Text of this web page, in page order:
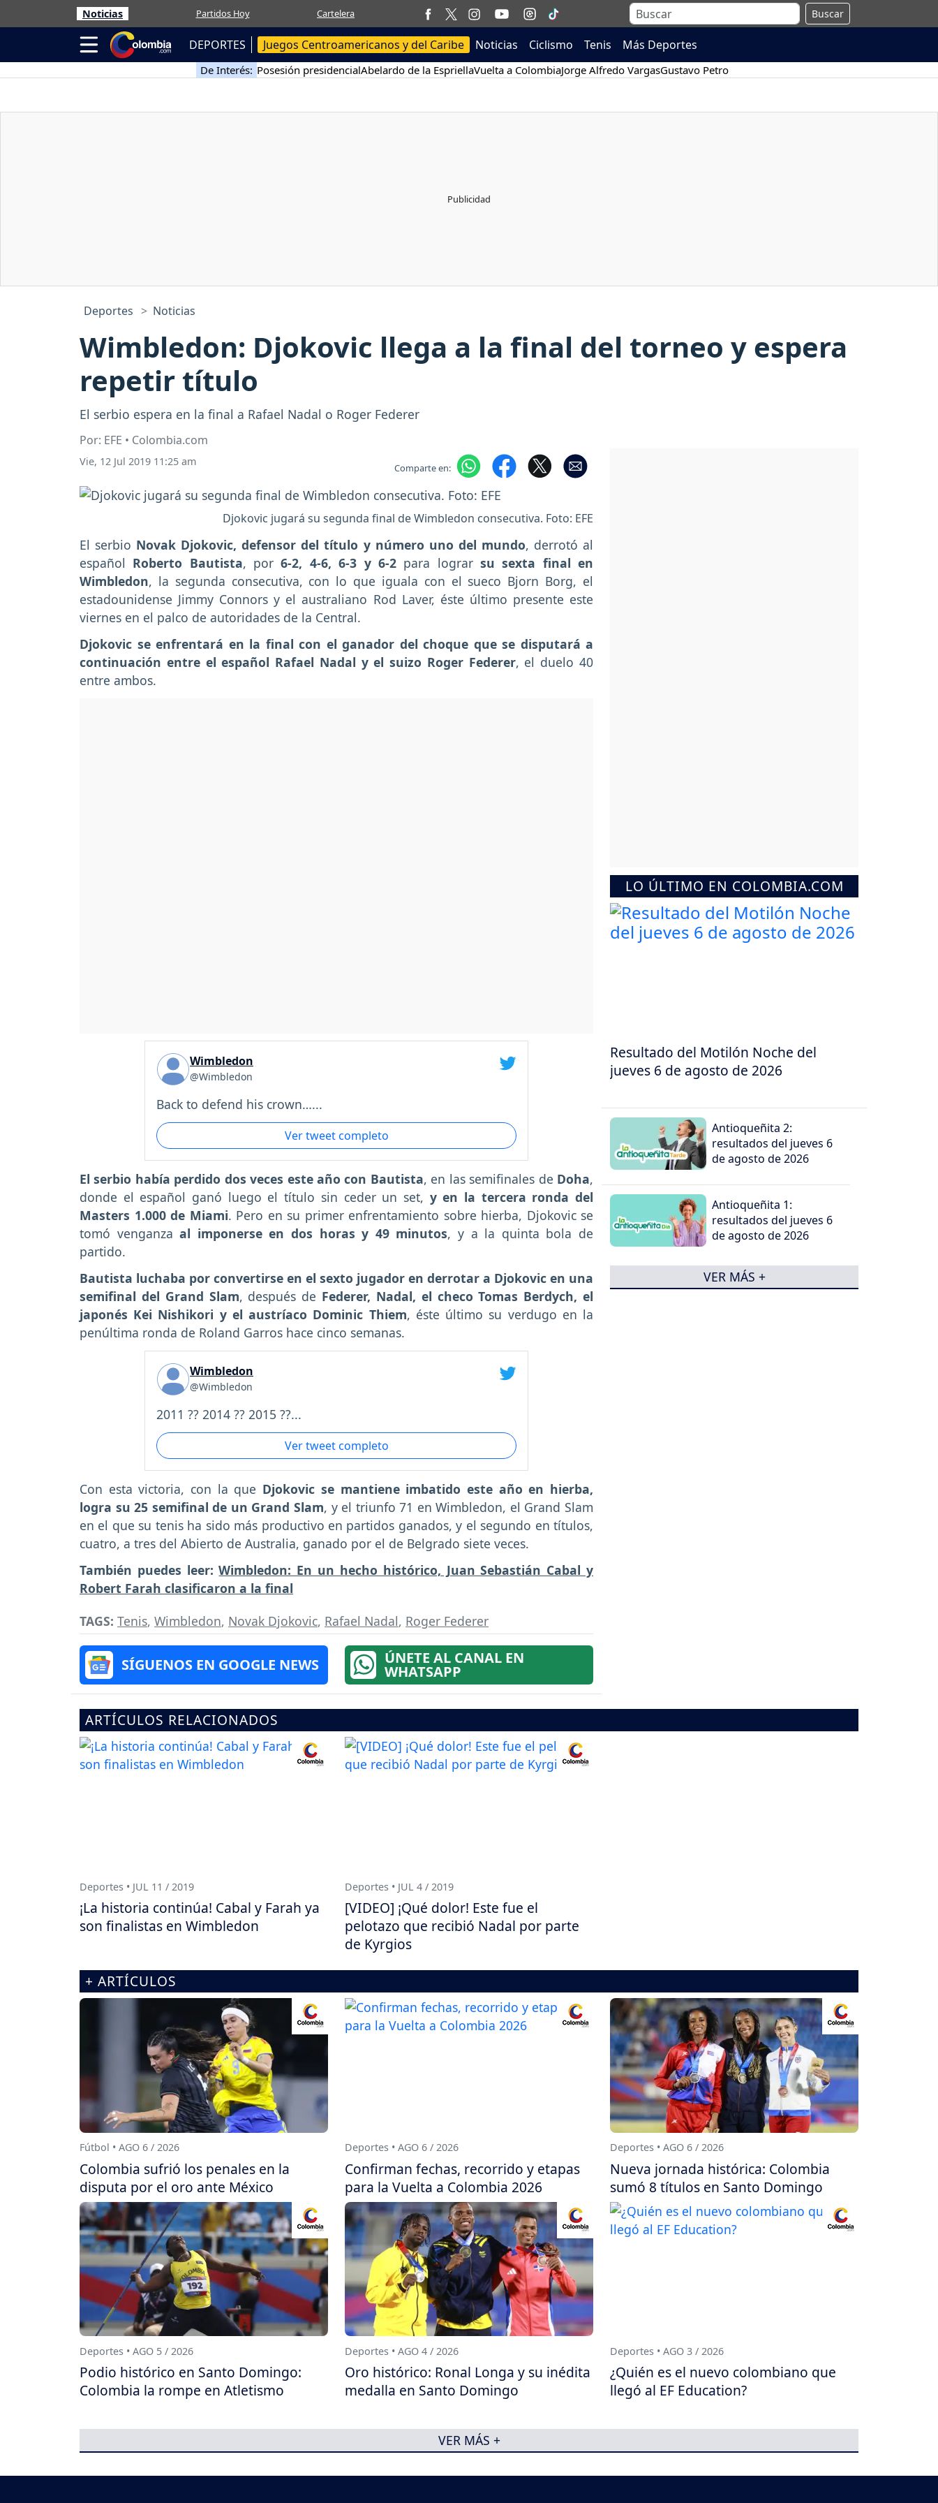
Noticias Partidos Hoy Cartelera Buscar
DEPORTES Juegos Centroamericanos y del Caribe Noticias Ciclismo Tenis Más Deportes
De Interés: Posesión presidencialAbelardo de la EspriellaVuelta a ColombiaJorge Alfredo VargasGustavo Petro
Deportes Noticias
Wimbledon: Djokovic llega a la final del torneo y espera
repetir título
El serbio espera en la final a Rafael Nadal o Roger Federer
Por: EFE • Colombia.com
Vie, 12 Jul 2019 11:25 am Comparte en:
Djokovic jugará su segunda final de Wimbledon consecutiva. Foto: EFE
El serbio Novak Djokovic, defensor del título y número uno del mundo, derrotó al
español Roberto Bautista, por6-2, 4-6, 6-3 y 6-2 para lograr su sexta final en
Wimbledon, la segunda consecutiva, con lo que iguala con el sueco Bjorn Borg, el
estadounidense Jimmy Connors y el australiano Rod Laver, éste último presente este
viernes en el palco de autoridades de la Central.
Djokovic se enfrentará en la final con el ganador del choque que se disputará a
continuación entre el español Rafael Nadal y el suizo Roger Federer, el duelo 40
entre ambos.
Wimbledon
@Wimbledon
Back to defend his crown…...
Ver tweet completo
El serbio había perdido dos veces este año con Bautista, en las semifinales de Doha,
donde el español ganó luego el título sin ceder un set, y en la tercera ronda del
Masters 1.000 de Miami. Pero en su primer enfrentamiento sobre hierba, Djokovic se
tomó venganzaal imponerse en dos horas y 49 minutos, y a la quinta bola de
partido.
Bautista luchaba por convertirse en el sexto jugador en derrotar a Djokovic en una
semifinal del Grand Slam, después de Federer, Nadal, el checo Tomas Berdych, el
japonés Kei Nishikori y el austríaco Dominic Thiem, éste último su verdugo en la
penúltima ronda de Roland Garros hace cinco semanas.
Wimbledon
@Wimbledon
2011 ?? 2014 ?? 2015 ??...
Ver tweet completo
Con esta victoria, con la que Djokovic se mantiene imbatido este año en hierba,
logra su 25 semifinal de un Grand Slam, y el triunfo 71 en Wimbledon, el Grand Slam
en el que su tenis ha sido más productivo en partidos ganados, y el segundo en títulos,
cuatro, a tres del Abierto de Australia, ganado por el de Belgrado siete veces.
También puedes leer:Wimbledon: En un hecho histórico, Juan Sebastián Cabal y
Robert Farah clasificaron a la final
TAGS: Tenis, Wimbledon, Novak Djokovic, Rafael Nadal, Roger Federer
SÍGUENOS EN GOOGLE NEWS ÚNETE AL CANAL EN
WHATSAPP
LO ÚLTIMO EN COLOMBIA.COM
Resultado del Motilón Noche del
jueves 6 de agosto de 2026
Antioqueñita 2:
resultados del jueves 6
de agosto de 2026
Antioqueñita 1:
resultados del jueves 6
de agosto de 2026
VER MÁS +
ARTÍCULOS RELACIONADOS
Deportes • JUL 11 / 2019
¡La historia continúa! Cabal y Farah ya
son finalistas en Wimbledon
Deportes • JUL 4 / 2019
[VIDEO] ¡Qué dolor! Este fue el
pelotazo que recibió Nadal por parte
de Kyrgios
+ ARTÍCULOS
Fútbol • AGO 6 / 2026
Colombia sufrió los penales en la
disputa por el oro ante México
Deportes • AGO 6 / 2026
Confirman fechas, recorrido y etapas
para la Vuelta a Colombia 2026
Deportes • AGO 6 / 2026
Nueva jornada histórica: Colombia
sumó 8 títulos en Santo Domingo
Deportes • AGO 5 / 2026
Podio histórico en Santo Domingo:
Colombia la rompe en Atletismo
Deportes • AGO 4 / 2026
Oro histórico: Ronal Longa y su inédita
medalla en Santo Domingo
Deportes • AGO 3 / 2026
¿Quién es el nuevo colombiano que
llegó al EF Education?
VER MÁS +